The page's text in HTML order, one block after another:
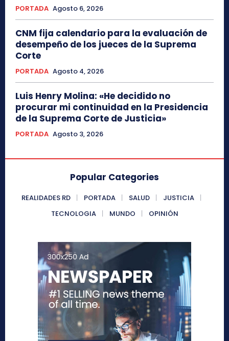
PORTADA Agosto 6, 2026
CNM fija calendario para la evaluación de
desempeño de los jueces de la Suprema
Corte
PORTADA Agosto 4, 2026
Luis Henry Molina: «He decidido no
procurar mi continuidad en la Presidencia
de la Suprema Corte de Justicia»
PORTADA Agosto 3, 2026
Popular Categories
REALIDADES RD PORTADA SALUD
JUSTICIA
TECNOLOGIA
MUNDO OPINIÓN